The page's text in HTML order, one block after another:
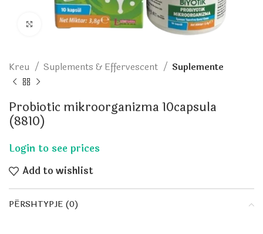
Click to enlarge
Kreu Suplements & Effervescent Suplemente
Probiotic mikroorganizma 10capsula
(8810)
Add to wishlist
PËRSHTYPJE (0)